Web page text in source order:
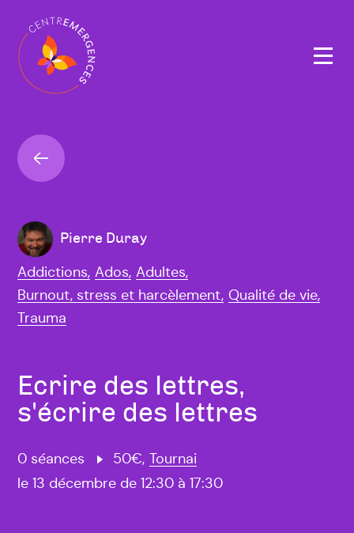
Ecrire des lettres,
s'écrire des lettres
Pierre Duray
Addictions, Ados, Adultes,
Burnout, stress et harcèlement, Qualité de vie,
Trauma
0 séances 50€, Tournai
le 13 décembre de 12:30 à 17:30
Navigation
principale
Retour